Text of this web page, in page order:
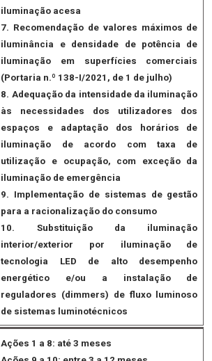
iluminação acesa
7. Recomendação de valores máximos de
iluminância e densidade de potência de
iluminação em superfícies comerciais
(Portaria n.º 138-I/2021, de 1 de julho)
8. Adequação da intensidade da iluminação
às necessidades dos utilizadores dos
espaços e adaptação dos horários de
iluminação de acordo com taxa de
utilização e ocupação, com exceção da
iluminação de emergência
9. Implementação de sistemas de gestão
para a racionalização do consumo
10. Substituição da iluminação
interior/exterior por iluminação de
tecnologia LED de alto desempenho
energético e/ou a instalação de
reguladores (dimmers) de fluxo luminoso
de sistemas luminotécnicos
Ações 1 a 8: até 3 meses